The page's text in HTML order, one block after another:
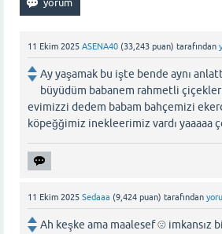
11 Ekim 2025 ASENA40 (33,243 puan) tarafından
Ay yaşamak bu işte bende aynı
büyüdüm babanem rahmetli
evimizzi dedem babam bahçemizi
köpeğğimiz inekleerimiz vardı yaaaaa
11 Ekim 2025 Sedaaa (9,424 puan) tarafından
Ah keşke ama maalesef ☹️ imkansız